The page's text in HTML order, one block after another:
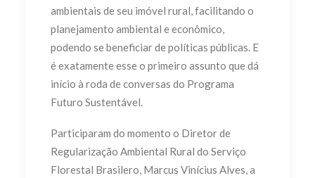
ambientais de seu imóvel rural, facilitando o
planejamento ambiental e econômico,
podendo se beneficiar de políticas públicas. E
é exatamente esse o primeiro assunto que dá
início à roda de conversas do Programa
Futuro Sustentável.
Participaram do momento o Diretor de
Regularização Ambiental Rural do Serviço
Florestal Brasilero, Marcus Vinícius Alves, a